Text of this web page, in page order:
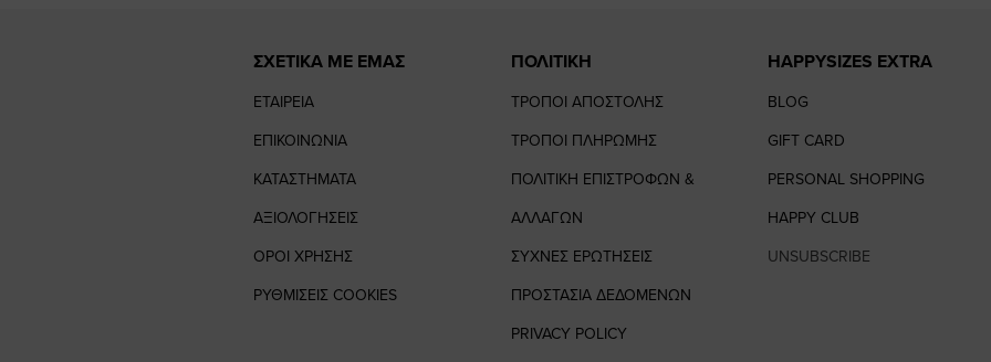
ΣΧΕΤΙΚΑ ΜΕ ΕΜΑΣ
ΕΤΑΙΡΕΙΑ
ΕΠΙΚΟΙΝΩΝΙΑ
ΚΑΤΑΣΤΗΜΑΤΑ
ΑΞΙΟΛΟΓΗΣΕΙΣ
ΟΡΟΙ ΧΡΗΣΗΣ
ΡΥΘΜΙΣΕΙΣ COOKIES
ΠΟΛΙΤΙΚΗ
ΤΡΟΠΟΙ ΑΠΟΣΤΟΛΗΣ
ΤΡΟΠΟΙ ΠΛΗΡΩΜΗΣ
ΠΟΛΙΤΙΚΗ ΕΠΙΣΤΡΟΦΩΝ &
ΑΛΛΑΓΩΝ
ΣΥΧΝΕΣ ΕΡΩΤΗΣΕΙΣ
ΠΡΟΣΤΑΣΙΑ ΔΕΔΟΜΕΝΩΝ
PRIVACY POLICY
HAPPYSIZES EXTRA
BLOG
GIFT CARD
PERSONAL SHOPPING
HAPPY CLUB
UNSUBSCRIBE